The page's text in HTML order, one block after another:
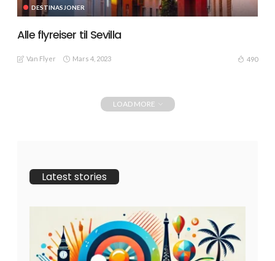
DESTINASJONER
Alle flyreiser til Sevilla
Van Flyer Mars 4, 2023 490
LOAD MORE
Latest stories